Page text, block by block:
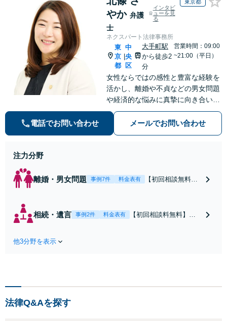
やか 弁護
士
インタビ
ューを見
る
東京都
ネクスパート法律事務所
東
京
都
中
央
区
大手町駅
から徒歩2
分
営業時間：09:00
~21:00（平日）
女性ならではの感性と豊富な経験を
活かし、離婚や不貞などの男女問題
や経済的な悩みに真摯に向き合い、
個別のニーズに合わせたサービスを
提供しています。信頼関係を築きな
がら丁寧にサポートしていきます。
電話でお問い合わせ メールでお問い合わせ
注力分野
離婚・男女問題 事例7件 料金表有
【初回相談無料】
将来の生活を見据
相続・遺言 事例2件 料金表有
【初回相談料無料】住
富な拠点と組織力を活
他3分野を表示
法律Q&Aを探す